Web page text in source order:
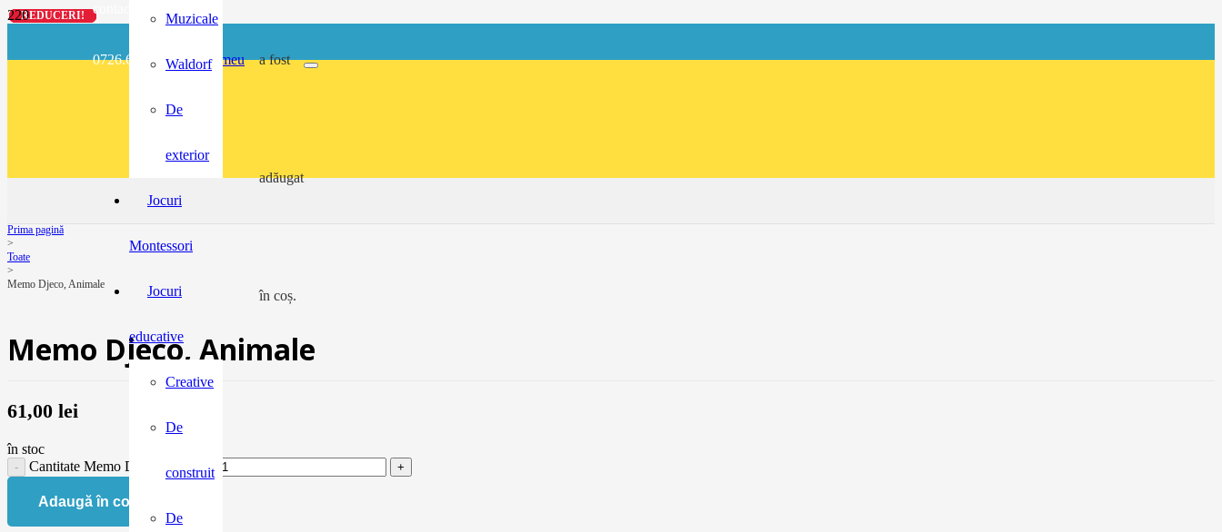
contact@buzunarel.ro
0726.697.486 meu a fost
adăugat
în coș.
Muzicale
Waldorf
De
exterior
Jocuri
Montessori
Jocuri
educative
Creative
De
construit
De
Prima pagină
>
Toate
>
Memo Djeco, Animale
Memo Djeco, Animale
61,00 lei
în stoc
Cantitate Memo Djeco, Animale
Adaugă în coș
REDUCERI!
REDUCERI!
REDUCERI!
REDUCERI!